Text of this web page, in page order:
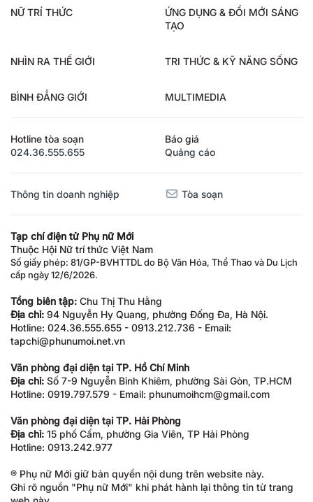
NỮ TRÍ THỨC
ỨNG DỤNG & ĐỔI MỚI SÁNG
TẠO
NHÌN RA THẾ GIỚI TRI THỨC & KỸ NĂNG SỐNG
BÌNH ĐẲNG GIỚI MULTIMEDIA
Hotline tòa soạn
024.36.555.655
Báo giá
Quảng cáo
Thông tin doanh nghiệp Tòa soạn
Tạp chí điện tử Phụ nữ Mới
Thuộc Hội Nữ trí thức Việt Nam
Số giấy phép: 81/GP-BVHTTDL do Bộ Văn Hóa, Thể Thao và Du Lịch
cấp ngày 12/6/2026.
Tổng biên tập: Chu Thị Thu Hằng
Địa chỉ: 94 Nguyễn Hy Quang, phường Đống Đa, Hà Nội.
Hotline: 024.36.555.655 - 0913.212.736 - Email:
tapchi@phunumoi.net.vn
Văn phòng đại diện tại TP. Hồ Chí Minh
Địa chỉ: Số 7-9 Nguyễn Bỉnh Khiêm, phường Sài Gòn, TP.HCM
Hotline: 0919.797.579 - Email: phunumoihcm@gmail.com
Văn phòng đại diện tại TP. Hải Phòng
Địa chỉ: 15 phố Cấm, phường Gia Viên, TP Hải Phòng
Hotline: 0913.242.977
® Phụ nữ Mới giữ bản quyền nội dung trên website này.
Ghi rõ nguồn "Phụ nữ Mới" khi phát hành lại thông tin từ trang